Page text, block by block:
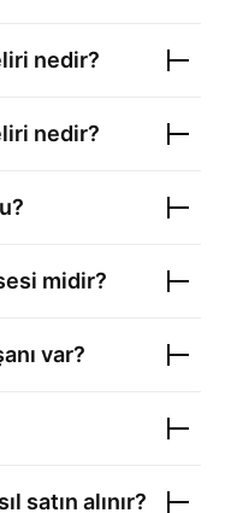
nedir?
nedir?
midir?
var?
satın alınır?